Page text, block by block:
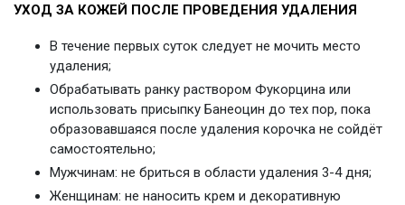
УХОД ЗА КОЖЕЙ ПОСЛЕ ПРОВЕДЕНИЯ УДАЛЕНИЯ
В течение первых суток следует не мочить место
удаления;
Обрабатывать ранку раствором Фукорцина или
использовать присыпку Банеоцин до тех пор, пока
образовавшаяся после удаления корочка не сойдёт
самостоятельно;
Мужчинам: не бриться в области удаления 3-4 дня;
Женщинам: не наносить крем и декоративную